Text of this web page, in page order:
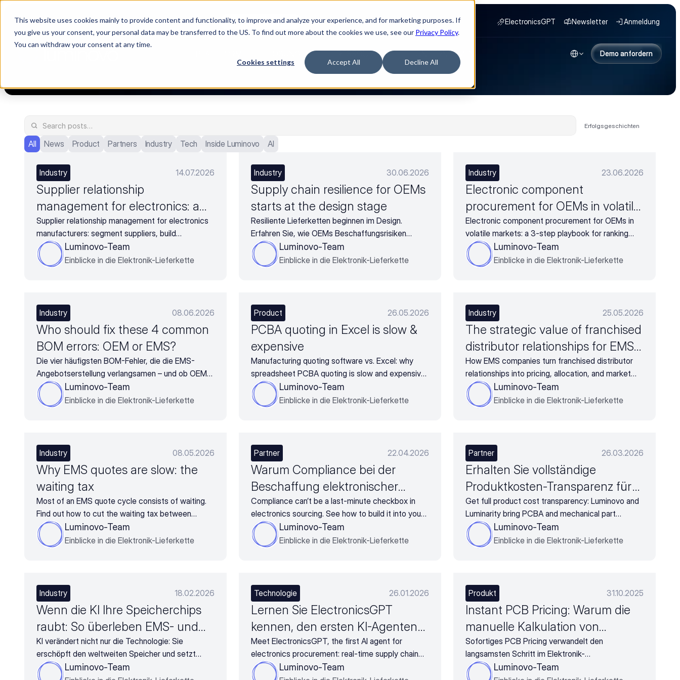
This website uses cookies mainly to provide content and functionality, to improve and analyze your experience, and for marketing purposes. If
you give us your consent, your personal data may be transferred to the US. To find out more about the cookies we use, see our Privacy Policy.
You can withdraw your consent at any time.
Cookies settings Accept All Decline All
Choosing a supplier still feels like a dating show. We filmed it. Watch “The Buyerette” ElectronicsGPT Newsletter Anmeldung
LÖSUNGEN RESSOURCEN UNTERNEHMEN
Select Language
Demo anfordern
Demo anfordern
Erfolgsgeschichten
All News Product Partners Industry Tech Inside Luminovo AI
Industry 14.07.2026
Supplier relationship
management for electronics: a
complete guide
Supplier relationship management for electronics
manufacturers: segment suppliers, build
scorecards, and turn supplier data into negotiation
leverage
Luminovo-Team
Einblicke in die Elektronik-Lieferkette
Industry 30.06.2026
Supply chain resilience for OEMs
starts at the design stage
Resiliente Lieferketten beginnen im Design.
Erfahren Sie, wie OEMs Beschaffungsrisiken
senken und die BOM schon vor der Freigabe
absichern.
Luminovo-Team
Einblicke in die Elektronik-Lieferkette
Industry 23.06.2026
Electronic component
procurement for OEMs in volatile
markets
Electronic component procurement for OEMs in
volatile markets: a 3-step playbook for ranking
sourcing decisions by business impact
Luminovo-Team
Einblicke in die Elektronik-Lieferkette
Industry 08.06.2026
Who should fix these 4 common
BOM errors: OEM or EMS?
Die vier häufigsten BOM-Fehler, die die EMS-
Angebotserstellung verlangsamen – und ob OEM
oder EMS sie beheben sollte, bevor das Angebot
stockt.
Luminovo-Team
Einblicke in die Elektronik-Lieferkette
Product 26.05.2026
PCBA quoting in Excel is slow &
expensive
Manufacturing quoting software vs. Excel: why
spreadsheet PCBA quoting is slow and expensive,
and what structured systems fix
Luminovo-Team
Einblicke in die Elektronik-Lieferkette
Industry 25.05.2026
The strategic value of franchised
distributor relationships for EMS
companies
How EMS companies turn franchised distributor
relationships into pricing, allocation, and market
intelligence advantages
Luminovo-Team
Einblicke in die Elektronik-Lieferkette
Industry 08.05.2026
Why EMS quotes are slow: the
waiting tax
Most of an EMS quote cycle consists of waiting.
Find out how to cut the waiting tax between
BOMs, supplier pricing, and approvals.
Luminovo-Team
Einblicke in die Elektronik-Lieferkette
Partner 22.04.2026
Warum Compliance bei der
Beschaffung elektronischer
Bauteile nicht länger ein
nachträglicher Gedanke sein
darf
Compliance can’t be a last-minute checkbox in
electronics sourcing. See how to build it into your
strategy from the start with Luminovo and
Certainli.
Luminovo-Team
Einblicke in die Elektronik-Lieferkette
Partner 26.03.2026
Erhalten Sie vollständige
Produktkosten-Transparenz für
mechanische Bauteile und
Leiterplatten mit Luminovo und
Luminarity
Get full product cost transparency: Luminovo and
Luminarity bring PCBA and mechanical part
costing into one view, so you can stop guessing.
Luminovo-Team
Einblicke in die Elektronik-Lieferkette
Industry 18.02.2026
Wenn die KI Ihre Speicherchips
raubt: So überleben EMS- und
OEM-Unternehmen die
Versorgungskrise 2026
KI verändert nicht nur die Technologie: Sie
erschöpft den weltweiten Speicher und setzt
Elektronikhersteller unter enormen Druck. Im Jahr
Luminovo-Team
Technologie 26.01.2026
Lernen Sie ElectronicsGPT
kennen, den ersten KI-Agenten
für den elektronischen Einkauf
Meet ElectronicsGPT, the first AI agent for
electronics procurement: real-time supply chain
data, autonomous monitoring, and instant
Luminovo-Team
Produkt 31.10.2025
Instant PCB Pricing: Warum die
manuelle Kalkulation von
Leiterplattenkosten überholt ist
und was stattdessen zu tun ist
Sofortiges PCB Pricing verwandelt den
langsamsten Schritt im Elektronik-
Angebotsprozess in Ihren schnellsten Vorteil.
Luminovo-Team